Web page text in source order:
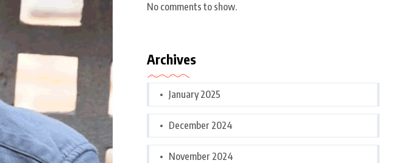
No comments to show.
Archives
January 2025
December 2024
November 2024